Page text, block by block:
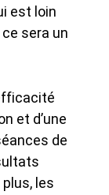
est loin
sera un
et d’une
de
les